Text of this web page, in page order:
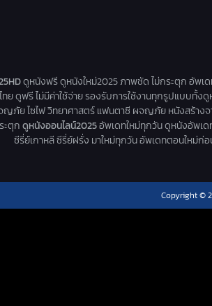
ดูหนังฟรี ดูหนังใหม่2025 ภาพชัด ไม่กระตุก อัพเ
ย ดูฟรี ไม่มีค่าใช้จ่าย รองรับการใช้งานทุกรูปแบบทั้
ภัย ไซไฟ วิทยาศาสตร์ แฟนตาซี ผจญภัย หนังสร้างจ
ะตุกดูหนังออนไลน์2025อัพเดทใหม่ทุกวัน ดูหนังอัพเด
ซีรี่ย์เกาหลี ซีรี่ย์ฝรั่ง มาใหม่ทุกวัน อัพเดทตอนใหม่ก่
Copyright ©